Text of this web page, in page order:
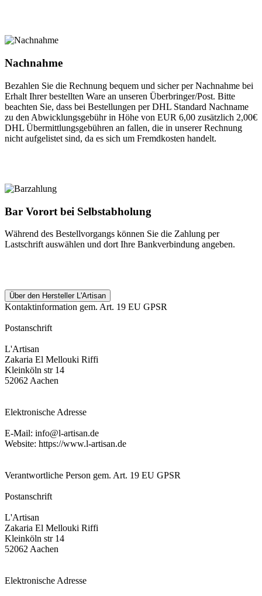
Nachnahme
Bezahlen Sie die Rechnung bequem und sicher per Nachnahme bei
Erhalt Ihrer bestellten Ware an unseren Überbringer/Post. Bitte
beachten Sie, dass bei Bestellungen per DHL Standard Nachname
zu den Abwicklungsgebühr in Höhe von EUR 6,00 zusätzlich 2,00€
DHL Übermittlungsgebühren an fallen, die in unserer Rechnung
nicht aufgelistet sind, da es sich um Fremdkosten handelt.
Bar Vorort bei Selbstabholung
Während des Bestellvorgangs können Sie die Zahlung per
Lastschrift auswählen und dort Ihre Bankverbindung angeben.
Über den Hersteller L'Artisan
Kontaktinformation gem. Art. 19 EU GPSR
Postanschrift
L'Artisan
Zakaria El Mellouki Riffi
Kleinköln str 14
52062 Aachen
Elektronische Adresse
E-Mail: info@l-artisan.de
Website: https://www.l-artisan.de
Verantwortliche Person gem. Art. 19 EU GPSR
Postanschrift
L'Artisan
Zakaria El Mellouki Riffi
Kleinköln str 14
52062 Aachen
Elektronische Adresse